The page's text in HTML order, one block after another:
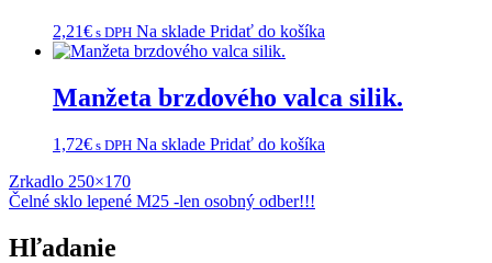
2,21€ s DPH Na sklade Pridať do košíka
Manžeta brzdového valca silik.
1,72€ s DPH Na sklade Pridať do košíka
Navigácia
v
článku
Zrkadlo 250×170
Čelné sklo lepené M25 -len osobný odber!!!
Hľadanie